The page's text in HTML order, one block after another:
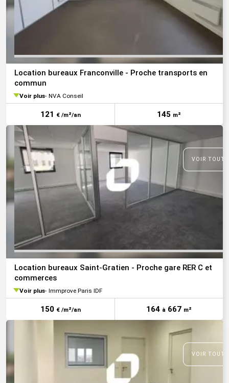
Location bureaux Franconville - Proche transports en
commun
Voir plus NVA Conseil
121 € /m²/an 145 m²
VOIR
Location bureaux Saint-Gratien - Proche gare RER C et
commerces
Voir plus Immprove Paris IDF
150 € /m²/an 164 à 667 m²
VOIR